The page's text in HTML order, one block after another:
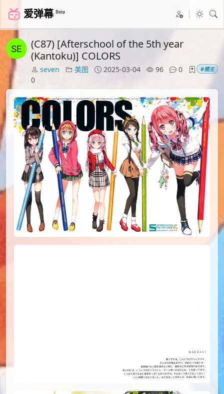
爱弹幕 Beta
(C87) [Afterschool of the 5th year
(Kantoku)] COLORS
seven 美图 2025-03-04 96
0
0
#楼主